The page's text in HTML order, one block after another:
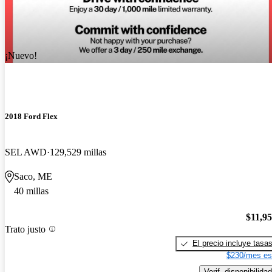
¡Nuevo!
2018 Ford Flex
SEL AWD 129,529 millas
Saco, ME
40 millas
Trato justo
El precio incluye tasas
$230/mes